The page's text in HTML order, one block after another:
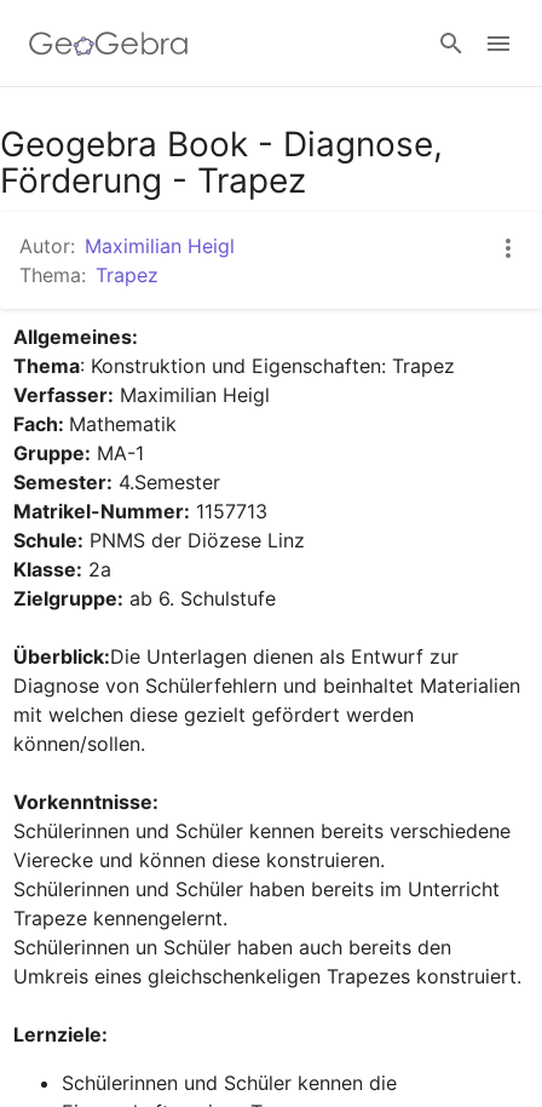
Anmelden
Geogebra Book - Diagnose,
Förderung - Trapez
Autor: Maximilian Heigl
Thema: Trapez
Allgemeines:
Thema
Verfasser:
Fach:
Gruppe:
Semester:
4.Semester
Matrikel-Nummer:
Schule:
Klasse:
Zielgruppe:
ab 6. Schulstufe
Überblick:Die Unterlagen dienen als Entwurf zur
Diagnose von Schülerfehlern und beinhaltet Materialien
mit welchen diese gezielt gefördert werden
Schülerinnen und Schüler kennen bereits verschiedene
Vierecke und können diese konstruieren.
Schülerinnen und Schüler haben bereits im Unterricht
Trapeze kennengelernt.
Schülerinnen un Schüler haben auch bereits den
Umkreis eines gleichschenkeligen Trapezes konstruiert.
Lernziele:
Schülerinnen und Schüler kennen die